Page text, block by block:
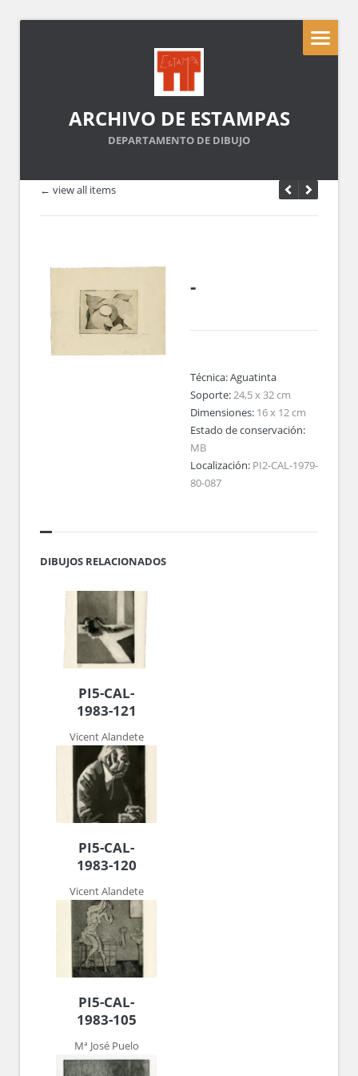
ARCHIVO DE ESTAMPAS
DEPARTAMENTO DE DIBUJO
← view all items
-
Técnica:Aguatinta
Soporte:24,5 x 32 cm
Dimensiones: 16 x 12 cm
Estado de conservación:
MB
Localización: PI2-CAL-1979-
80-087
DIBUJOS RELACIONADOS
PI5-CAL-
1983-121
Vicent Alandete
PI5-CAL-
1983-120
Vicent Alandete
PI5-CAL-
1983-105
Mª José Puelo